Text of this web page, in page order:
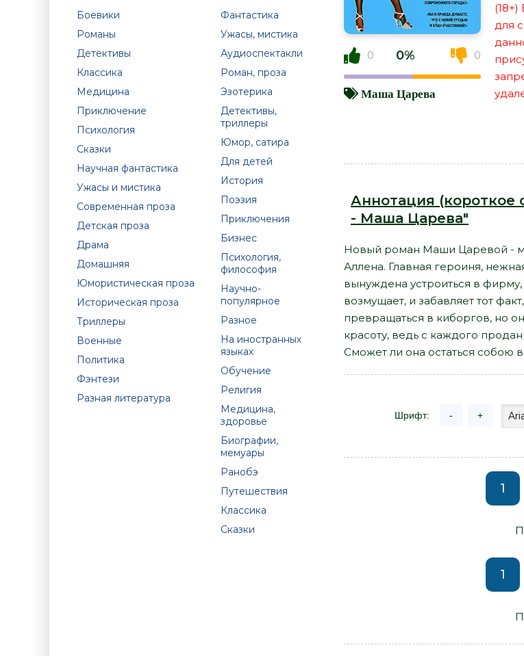
Боевики
Романы
Детективы
Классика
Медицина
Приключение
Психология
Сказки
Научная фантастика
Ужасы и мистика
Современная проза
Детская проза
Драма
Домашняя
Юмористическая проза
Историческая проза
Триллеры
Военные
Политика
Фэнтези
Разная литература
Фантастика
Ужасы, мистика
Аудиоспектакли
Роман, проза
Эзотерика
Детективы,
триллеры
Юмор, сатира
Для детей
История
Поэзия
Приключения
Бизнес
Психология,
философия
Научно-
популярное
Разное
На иностранных
языках
Обучение
Религия
Медицина,
здоровье
Биографии,
мемуары
Ранобэ
Путешествия
Классика
Сказки
0 0% 0
Маша Царева
для
Аннотация (короткое
- Маша Царева"
Новый роман Маши Царевой -
Аллена. Главная героиня,
вынуждена устроиться в
возмущает, и забавляет тот
превращаться в киборгов, но
красоту, ведь с каждого
Сможет ли она остаться собою
Шрифт: - +
1
1